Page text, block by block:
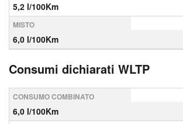
5,2 l/100Km
MISTO
6,0 l/100Km
Consumi dichiarati WLTP
CONSUMO COMBINATO
6,0 l/100Km